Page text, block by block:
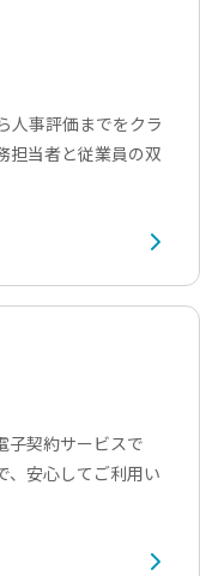
人事評価までをクラ
担当者と従業員の双
子契約サービスで
、安心してご利用い